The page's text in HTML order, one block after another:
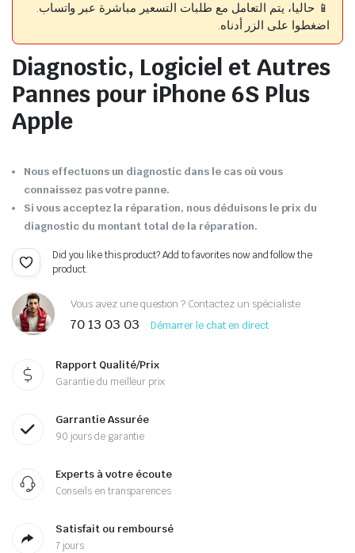
📱 حاليا، يتم التعامل مع طلبات التسعير مباشرة عبر واتساب.
اضغطوا على الزر أدناه.
Diagnostic, Logiciel et Autres
Pannes pour iPhone 6S Plus
Apple
Nous effectuons un diagnostic dans le cas où vous
connaissez pas votre panne.
Si vous acceptez la réparation, nous déduisons le prix du
diagnostic du montant total de la réparation.
Did you like this product? Add to favorites now and follow the
product.
Vous avez une question ? Contactez un spécialiste
70 13 03 03 Démarrer le chat en direct
Rapport Qualité/Prix
Garantie du meilleur prix
Garrantie Assurée
90 jours de garantie
Experts à votre écoute
Conseils en transparences
Satisfait ou remboursé
7 jours